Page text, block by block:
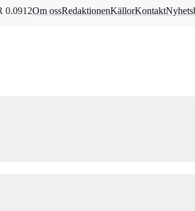
0.0912Om ossRedaktionenKällorKontakt